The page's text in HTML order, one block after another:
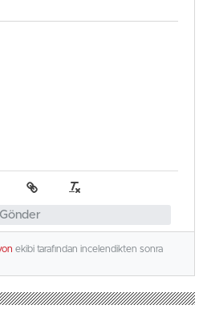
Gönder
ekibi tarafından incelendikten sonra